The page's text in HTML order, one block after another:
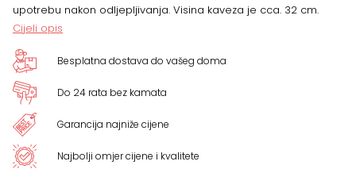
upotrebu nakon odljepljivanja. Visina kaveza je cca. 32 cm.
Cijeli opis
Besplatna dostava do vašeg doma
Do 24 rata bez kamata
Garancija najniže cijene
Najbolji omjer cijene i kvalitete